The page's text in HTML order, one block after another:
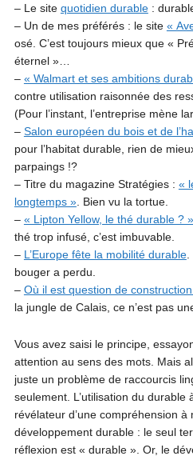
– Le site quotidien durable:
– Un de mes préférés : le site «
osé. C’est toujours mieux que «
éternel »…
– « Walmart et ses ambitions
contre utilisation raisonnée des
(Pour l’instant, l’entreprise mène
– Salon européen du bois et de
pour l’habitat durable, rien de
parpaings !?
– Titre du magazine Stratégies : «
longtemps ». Bien vu la tortue.
– « Lipton Yellow, le thé durable ? »
thé trop infusé, c’est imbuvable.
– L’Europe fête la mobilité durable.
bouger a perdu.
– Où il est question de
la jungle de Calais, ce n’est pas
Vous avez saisi le principe,
attention au sens des mots. Mais
juste un problème de raccourcis
seulement. L’utilisation du durable
révélateur d’une compréhension
développement durable : le seul
réflexion est « durable ». Or, le